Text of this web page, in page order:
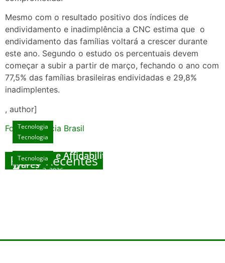
Mesmo com o resultado positivo dos índices de
endividamento e inadimplência a CNC estima que o
endividamento das famílias voltará a crescer durante
este ano. Segundo o estudo os percentuais devem
começar a subir a partir de março, fechando o ano com
77,5% das famílias brasileiras endividadas e 29,8%
inadimplentes.
, author]
Fonte: Agencia Brasil
Posts Recentes
Tecnologia
Unlock Exclusive Rewards at The Big Dog
House
agosto 3, 2026
Tecnologia
Sicurezza e Affidabilità di Mr Nulls Wicked
Wares
Tecnologia
Tecnologia